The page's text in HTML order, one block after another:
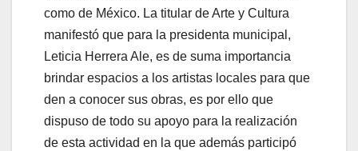
como de México. La titular de Arte y Cultura
manifestó que para la presidenta municipal,
Leticia Herrera Ale, es de suma importancia
brindar espacios a los artistas locales para que
den a conocer sus obras, es por ello que
dispuso de todo su apoyo para la realización
de esta actividad en la que además participó